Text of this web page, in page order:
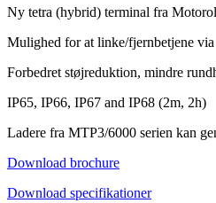
Ny tetra (hybrid) terminal fra
Mulighed for at linke/fjernbetjene
Forbedret støjreduktion, mindre
IP65, IP66, IP67 and IP68 (2m, 2h)
Ladere fra MTP3/6000 serien kan
Download brochure
Download specifikationer